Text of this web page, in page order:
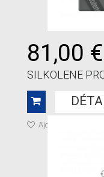
81,00 €
SILKOLENE
Ajouter à ma liste